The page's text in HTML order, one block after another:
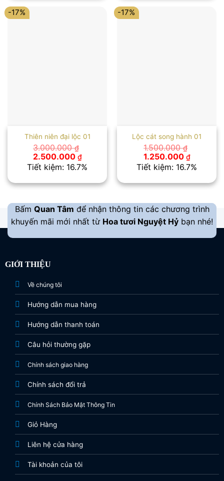
-17%
Thiên niên đại lộc 01
3.000.000₫
Giá
gốc
là:
2.500.000 ₫Giá
hiện
tại
2.500.000 ₫.
Tiết kiệm: 16.7%
-17%
Lộc cát song hành 01
1.500.000₫
Giá
gốc
là:
1.250.000 ₫Giá
hiện
tại
Tiết kiệm: 16.7%
Bấm Quan Tâm để nhận thông tin các chương trình
khuyến mãi mới nhất từ Hoa tươi Nguyệt Hỷ bạn nhé!
GIỚI THIỆU
Về chúng tôi
Hướng dẫn mua hàng
Hướng dẫn thanh toán
Câu hỏi thường gặp
Chính sách giao hàng
Chính sách đổi trả
Chính Sách Bảo Mật Thông Tin
Giỏ Hàng
Liên hệ cửa hàng
Tài khoản của tôi